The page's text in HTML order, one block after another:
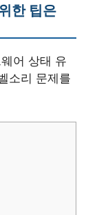
한 팁은
어 상태 유
소리 문제를